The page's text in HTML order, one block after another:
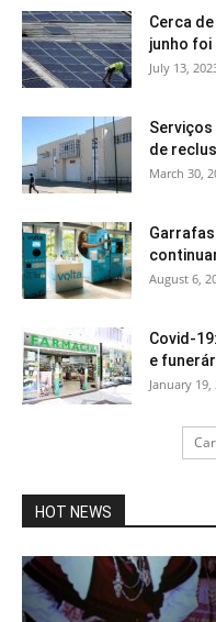
Cerca
junho foi
July 13,
de
March 30,
August 6,
Covid-
e
January 19,
HOT NEWS